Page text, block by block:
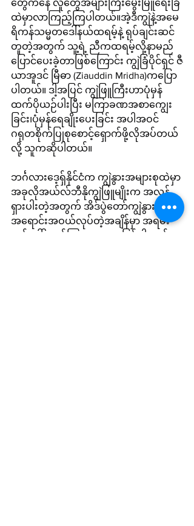
တွေကနေ လူတွေအများကြီးမွေးမြူရေးခြံ
ထဲမှာလာကြည့်ကြပါတယ်။အဲ့ဒီကျွဲနဲ့အမေ
ရိကန်သမ္မတဒေါ်နယ်ထရမ့်နဲ့ ရုပ်ချင်းဆင်
တူတဲ့အတွက် သူ့ရဲ့ ညီကထရမ့်လို့နာမည်
ပြောင်ပေးခဲ့တာဖြစ်ကြောင်း ကျွဲခြံပိုင်ရှင် ဇီ
ယာအူဒင် မြီဓာ (Ziauddin Mridha)ကပြော
ပါတယ်။ ဒါ့အပြင် ကျွဲဖြူကြီးဟာပုံမှန်
ထက်ပိုယဉ်ပါးပြီး မကြာခဏအစာကျွေး
ခြင်း၊ပုံမှန်ရေချိုးပေးခြင်း အပါအဝင်
ဂရုတစိုက်ပြုစုစောင့်ရှောက်ဖို့လိုအပ်တယ်
လို့ သူကဆိုပါတယ်။
ဘင်္ဂလားဒေ့ရှ်နိုင်ငံက ကျွဲနွားအများစုထဲမှာ
အခုလိုအယ်လ်ဘီနိုကျွဲဖြူမျိုးက အလွန်
ရှားပါးတဲ့အတွက် အိဒ်ပွဲတော်ကျွဲနွား
အရောင်းအဝယ်လုပ်တဲ့အချိန်မှာ အရမ်း
ထင်ပေါ်ကျော်ကြားသွားတာဖြစ်ပါတယ်။